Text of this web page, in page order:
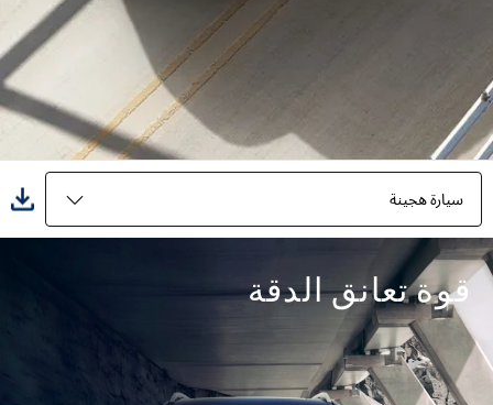
سيارة هجينة
المميزات
التصميم
الأداء
قوة تعانق الدقة